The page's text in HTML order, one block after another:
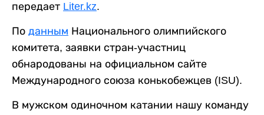
передает Liter.kz.
По данным Национального олимпийского
комитета, заявки стран-участниц
обнародованы на официальном сайте
Международного союза конькобежцев (ISU).
В мужском одиночном катании нашу команду